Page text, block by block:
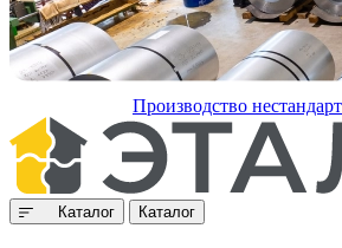
Производство
Каталог Каталог